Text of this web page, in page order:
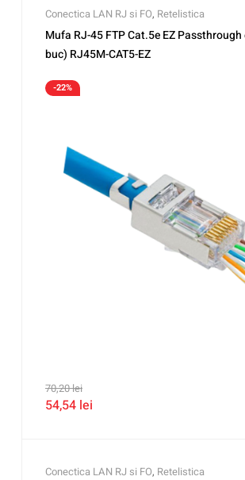
Conectica LAN RJ si FO, Retelistica
Mufa RJ-45 FTP Cat.5e EZ
buc) RJ45M-CAT5-EZ
-22%
70,20lei
54,54 lei
Conectica LAN RJ si FO, Retelistica